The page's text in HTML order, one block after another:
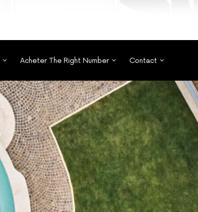
Acheter The Right Number Contact